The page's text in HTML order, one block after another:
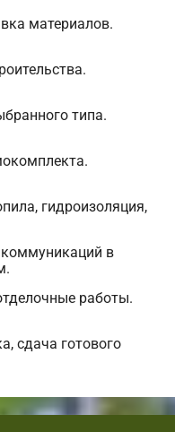
материалов.
типа.
гидроизоляция,
коммуникаций в
работы.
сдача готового